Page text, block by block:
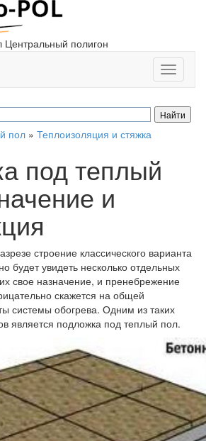
Центральный полигон
Toggle
пол » Теплоизоляция и стяжка
под теплый
и
строение классического варианта
будет увидеть несколько отдельных
свое назначение, и пренебрежение
скажется на общей
системы обогрева. Одним из таких
является подложка под теплый пол.